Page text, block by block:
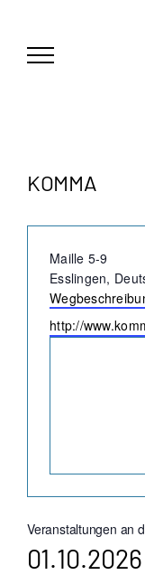
springen
KOMMA
Adresse
Maille 5-9
Esslingen,
Webseite
http://
Veranstaltungen an
01.10.2026